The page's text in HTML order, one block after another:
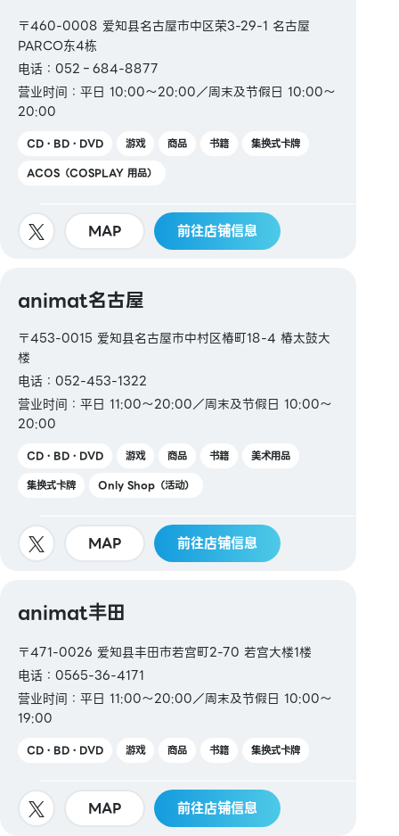
【礼品卡・商品券】
JCB礼品卡
【其他】
图书券・图书卡・图书卡NEXT
〒460-0008 爱知县名古屋市中区荣3-29-1 名古屋
PARCO东4栋
电话：052‐684-8877
营业时间：平日 10:00～20:00／周末及节假日 10:00～
20:00
CD・BD・DVD 游戏 商品 书籍
集换式卡牌
ACOS（COSPLAY 用品）
MAP 前往店铺信息
animat名古屋
〒453-0015 爱知县名古屋市中村区椿町18-4 椿太鼓大
楼
电话：052-453-1322
营业时间：平日 11:00～20:00／周末及节假日 10:00～
20:00
CD・BD・DVD 游戏 商品 书籍
美术用品
集换式卡牌
Only Shop（活动）
MAP 前往店铺信息
animat丰田
〒471-0026 爱知县丰田市若宫町2-70 若宫大楼1楼
电话：0565-36-4171
营业时间：平日 11:00～20:00／周末及节假日 10:00～
19:00
CD・BD・DVD 游戏 商品 书籍 集换式卡牌
MAP 前往店铺信息